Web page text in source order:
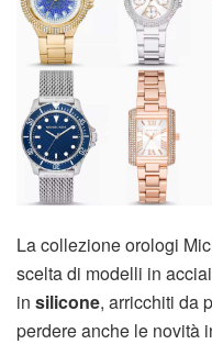
La collezione orologi
scelta di modelli in
in silicone, arricchiti da
perdere anche le novità